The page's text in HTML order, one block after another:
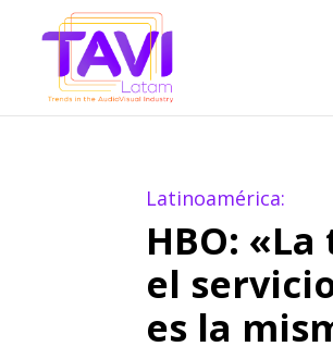
Latinoamérica:
HBO:
el
es la